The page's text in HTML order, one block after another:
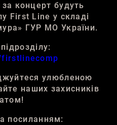
за концерт будуть
First Line у складі
ГУР МО України.
улюбленою
наших захисників
посиланням: